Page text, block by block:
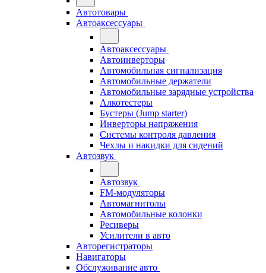
Автотовары
Автоаксессуары
Автоаксессуары
Автоинверторы
Автомобильная сигнализация
Автомобильные держатели
Автомобильные зарядные устройства
Алкотестеры
Бустеры (Jump starter)
Инверторы напряжения
Системы контроля давления
Чехлы и накидки для сидений
Автозвук
Автозвук
FM-модуляторы
Автомагнитолы
Автомобильные колонки
Ресиверы
Усилители в авто
Авторегистраторы
Навигаторы
Обслуживание авто